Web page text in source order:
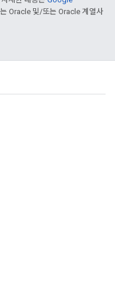
Oracle 및/또는 Oracle 계열사